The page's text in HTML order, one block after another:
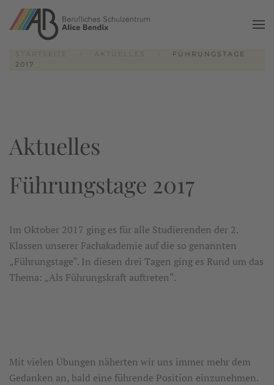
Zum Hauptinhalt springen
FÜHRUNGSTAGE
2017
Aktuelles
Führungstage 2017
Im Oktober 2017 ging es für alle Studierenden der 2.
Klassen unserer Fachakademie auf die so genannten
„Führungstage“. In diesen drei Tagen ging es Rund um das
Thema: „Als Führungskraft auftreten“.
Mit vielen Übungen näherten wir uns immer mehr dem
Gedanken an, bald eine führende Position einzunehmen.